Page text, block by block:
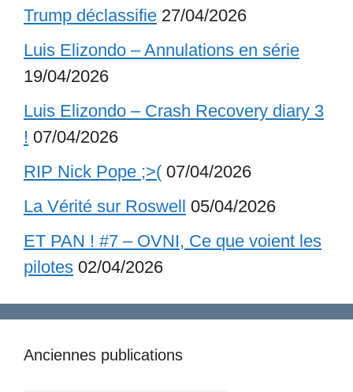
Trump déclassifie 27/04/2026
Luis Elizondo – Annulations en série
19/04/2026
Luis Elizondo – Crash Recovery diary 3
! 07/04/2026
RIP Nick Pope ;>( 07/04/2026
La Vérité sur Roswell 05/04/2026
ET PAN ! #7 – OVNI, Ce que voient les
pilotes 02/04/2026
Anciennes publications